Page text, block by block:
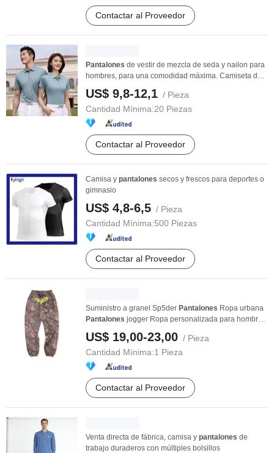
Contactar al Proveedor
Pantalones de vestir de mezcla de seda y nailon para
hombres, para una comodidad máxima. Camiseta de
US$ 9,8-12,1 / Pieza
Cantidad Mínima:20 Piezas
Contactar al Proveedor
Camisa y pantalones secos y frescos para deportes o
gimnasio
US$ 4,8-6,5 / Pieza
Cantidad Mínima:500 Piezas
Contactar al Proveedor
Suministro a granel Sp5der Pantalones Ropa urbana
Pantalones jogger Ropa personalizada para hombre
US$ 19,00-23,00 / Pieza
Cantidad Mínima:1 Pieza
Contactar al Proveedor
Venta directa de fábrica, camisa y pantalones de
trabajo duraderos con múltiples bolsillos